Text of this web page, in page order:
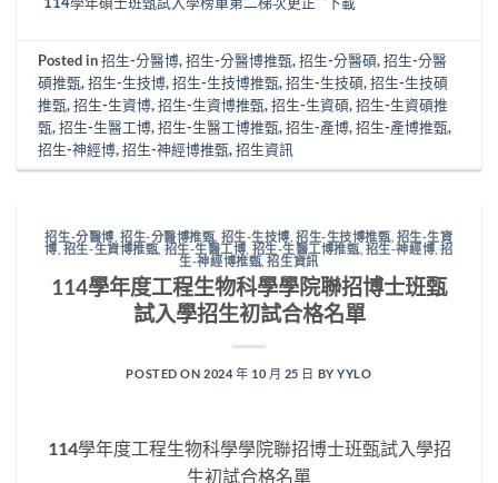
Posted in招生-分醫博,招生-分醫博推甄,招生-分醫碩,招生-分醫
碩推甄,招生-生技博,招生-生技博推甄,招生-生技碩,招生-生技碩
推甄,招生-生資博,招生-生資博推甄,招生-生資碩,招生-生資碩推
甄,招生-生醫工博,招生-生醫工博推甄,招生-產博,招生-產博推甄,
招生-神經博,招生-神經博推甄,招生資訊
招生-分醫博, 招生-分醫博推甄, 招生-生技博,招生-生技博推甄, 招生-生資
博, 招生-生資博推甄, 招生-生醫工博, 招生-生醫工博推甄, 招生-神經博,招
生-神經博推甄,招生資訊
114學年度工程生物科學學院聯招博士班甄
試入學招生初試合格名單
POSTED ON2024 年 10 月 25 日 BYYYLO
114學年度工程生物科學學院聯招博士班甄試入學招
生初試合格名單